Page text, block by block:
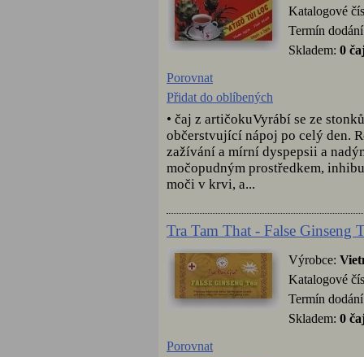
Katalogové
Termín
Skladem: 0
Porovnat
Přidat do oblíbených
• čaj z artičokuVyrábí se ze
občerstvující nápoj po celý den.
zažívání a mírní dyspepsii a
močopudným prostředkem,
moči v krvi, a...
Tra Tam That - False Ginseng
Výrobce:
Katalogové
Termín
Skladem: 0
Porovnat